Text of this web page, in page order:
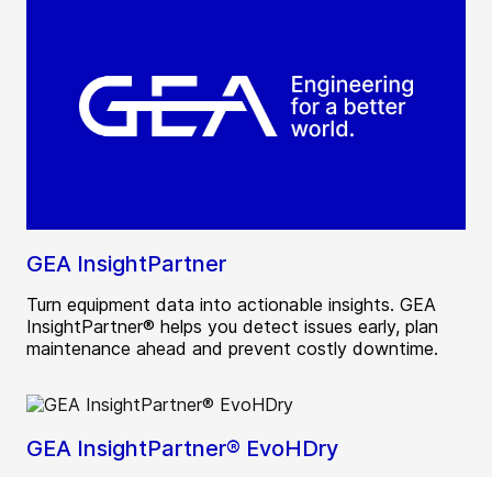
GEA InsightPartner
Turn equipment data into actionable insights. GEA
InsightPartner® helps you detect issues early, plan
maintenance ahead and prevent costly downtime.
GEA InsightPartner® EvoHDry